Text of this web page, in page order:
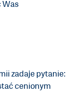
Was
zadaje pytanie:
cenionym